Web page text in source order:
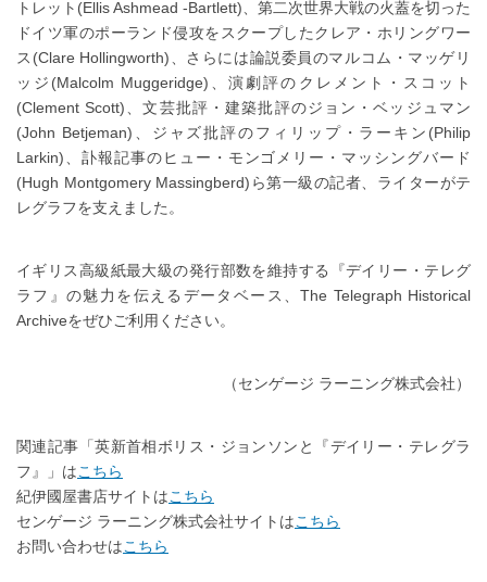
トレット(Ellis Ashmead -Bartlett)、第二次世界大戦の火蓋を切った
ドイツ軍のポーランド侵攻をスクープしたクレア・ホリングワー
ス(Clare Hollingworth)、さらには論説委員のマルコム・マッゲリ
ッジ(Malcolm Muggeridge)、演劇評のクレメント・スコット
(Clement Scott)、文芸批評・建築批評のジョン・ベッジュマン
(John Betjeman)、ジャズ批評のフィリップ・ラーキン(Philip
Larkin)、訃報記事のヒュー・モンゴメリー・マッシングバード
(Hugh Montgomery Massingberd)ら第一級の記者、ライターがテ
レグラフを支えました。
イギリス高級紙最大級の発行部数を維持する『デイリー・テレグ
ラフ』の魅力を伝えるデータベース、The Telegraph Historical
Archiveをぜひご利用ください。
（センゲージ ラーニング株式会社）
関連記事「英新首相ボリス・ジョンソンと『デイリー・テレグラ
フ』」はこちら
紀伊國屋書店サイトはこちら
センゲージ ラーニング株式会社サイトはこちら
お問い合わせはこちら